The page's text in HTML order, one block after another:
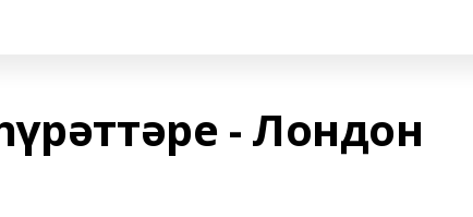
- Лондон